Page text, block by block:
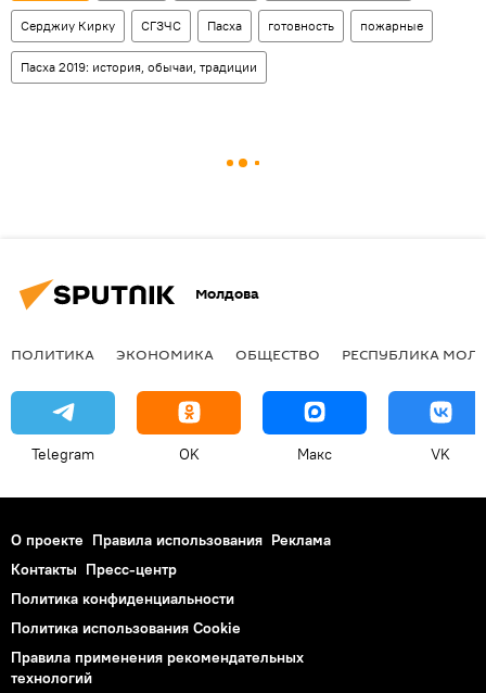
Серджиу Кирку СГЗЧС Пасха готовность пожарные
Пасха 2019: история, обычаи, традиции
Молдова
ПОЛИТИКА ЭКОНОМИКА ОБЩЕСТВО РЕСПУБЛИКА
Telegram OK Макс VK
О проекте Правила использования Реклама
Контакты Пресс-центр
Политика конфиденциальности
Политика использования Cookie
Правила применения рекомендательных
технологий